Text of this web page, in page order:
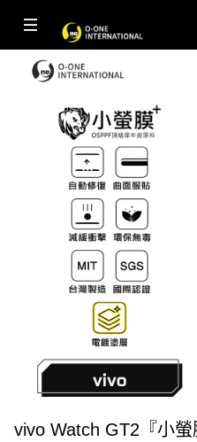
vivo Watch GT2『小